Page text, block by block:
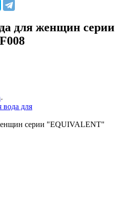
для женщин серии
вода для
серии "EQUIVALENT"